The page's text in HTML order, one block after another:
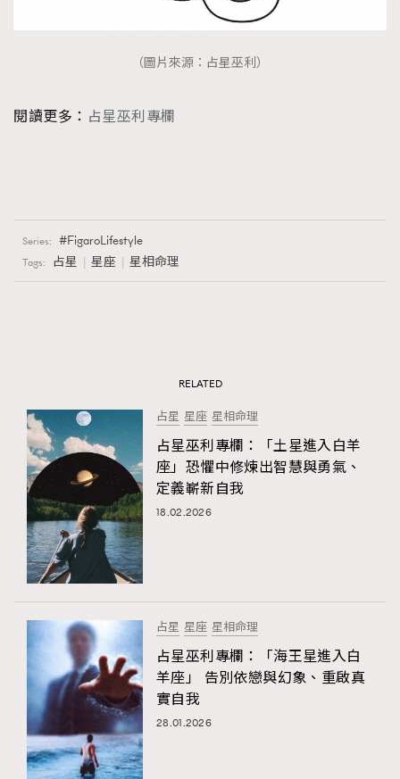
（圖片來源：占星巫利）
閱讀更多： 占星巫利專欄
Series: FigaroLifestyle
Tags: 占星 星座 星相命理
RELATED
占星 星座 星相命理
占星巫利專欄：「土星進入白羊
座」恐懼中修煉出智慧與勇氣、
定義嶄新自我
18.02.2026
占星 星座 星相命理
占星巫利專欄：「海王星進入白
羊座」 告別依戀與幻象、重啟真
實自我
28.01.2026